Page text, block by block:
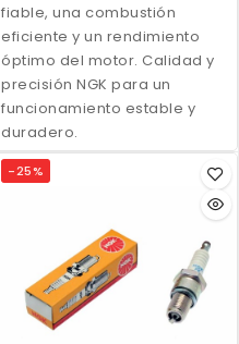
fiable, una combustión
eficiente y un rendimiento
óptimo del motor. Calidad y
precisión NGK para un
funcionamiento estable y
duradero.
-25%